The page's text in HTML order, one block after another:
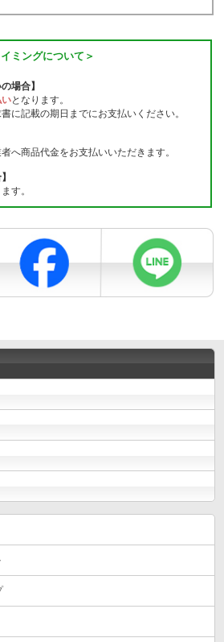
ミングについて＞
場合】
となります。
に記載の期日までにお支払いください。
へ商品代金をお支払いいただきます。
す。